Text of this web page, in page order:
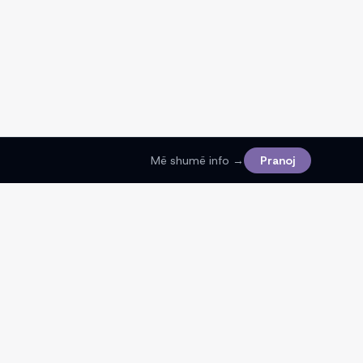
Më shumë info → Pranoj